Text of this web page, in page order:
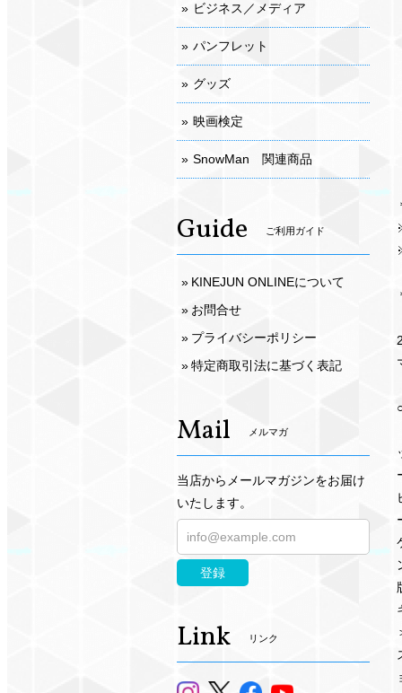
ビジネス／メディア
パンフレット
グッズ
映画検定
SnowMan 関連商品
Guide ご利用ガイド
KINEJUN ONLINEについて
お問合せ
プライバシーポリシー
特定商取引法に基づく表記
Mail メルマガ
当店からメールマガジンをお届け
いたします。
登録
Link リンク